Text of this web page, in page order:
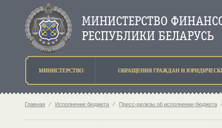
МИНИСТЕРСТВО ОБРАЩЕНИЯ ГРАЖДАН И
Главная ⁄ Исполнение бюджета ⁄ Пресс-релизы об исполнении бюджета ⁄